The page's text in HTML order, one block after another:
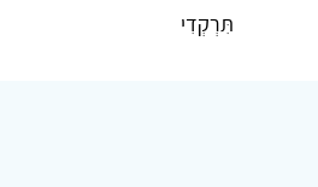
תִּרְקְדִי